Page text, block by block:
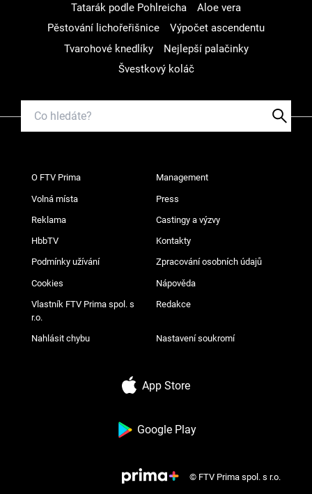
Tatarák podle Pohlreicha
Aloe vera
Pěstování lichořeřišnice
Výpočet ascendentu
Tvarohové knedlíky
Nejlepší palačinky
Švestkový koláč
O FTV Prima Management
Volná místa Press
Reklama Castingy a výzvy
HbbTV Kontakty
Podmínky užívání Zpracování osobních údajů
Cookies Nápověda
Vlastník FTV Prima spol. s
r.o.
Redakce
Nahlásit chybu Nastavení soukromí
App Store
Google Play
© FTV Prima spol. s r.o.